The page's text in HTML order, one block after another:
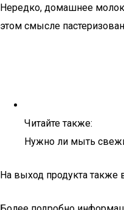
Нередко, домашнее
этом смысле
Читайте также:
Нужно ли мыть
На выход продукта также